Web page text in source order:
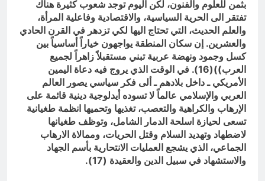
بثمن للعلوم والفنون، لكن اليوم توجد شعوب كثيرة هناك
تفتقر الى الحرية السياسية، والاقتصادية وفاعلية المرأة،
والعلم الحديث، التي تحتاج اليها لكي تزدهر في القرن الحادي
والعشرين. إن سكان المنطقة يواجهون خياراً أساسياً بين
كسل وجمود ونهضة عربية تبني مستقبلاً زاهراً لجميع
العرب))(16). في الوقت الذي يروج فيه دعاة اليمين
الأمريكي ـ داخل بلادهم ـ ألى فكر سياسي يصور العالم
العربي والإسلامي عالماً لا تسوده أيدلوجية دينية قائمة على
الإرهاب والكراهية والتعصب، تغذيها وتحميها انظمة طغيانية
تسعى لحيازة اسلحة الدمار الشامل، وتوظف طغيانها
لاضطهاد وتهديد السلام وقتل الحريات، وممالاة الارهاب
الجماعي، الذي يشجع العمليات الانتحارية بأسم الجهاد
والاستشهاد في سبيل الدين والعقيدة (17).